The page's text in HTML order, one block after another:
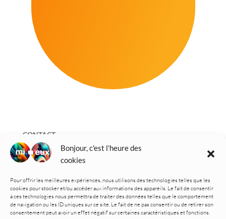
Bonjour, c'est l'heure des
cookies
Pour offrir les meilleures expériences, nous utilisons des technologies telles que les
cookies pour stocker et/ou accéder aux informations des appareils. Le fait de consentir
à ces technologies nous permettra de traiter des données telles que le comportement
de navigation ou les ID uniques sur ce site. Le fait de ne pas consentir ou de retirer son
consentement peut avoir un effet négatif sur certaines caractéristiques et fonctions.
CONTACT
elisabeth@mi-eux.fr
TÉLÉPHONE
Mentions légales
Conditions générales de vente